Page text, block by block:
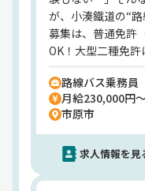
従業員数
576人（嘱託、出
業務内容
鉄道事業、旅客自
ス）
https://
が、小湊鐵道の“
募集は、普通免許
OK！大型二種免
4ヶ月の丁寧な研修
かりサポート！ド
踏み出せる体制が
で、各種手当も充
年度実績）支給さ
路線バス乗務員
月給230,000円～
市原市
求人情報を見